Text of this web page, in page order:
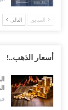
السابق التالي
أسعار الذهب..!